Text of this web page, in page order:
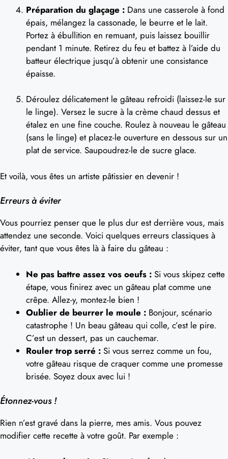
Préparation du glaçage : Dans une casserole à fond
épais, mélangez la cassonade, le beurre et le lait.
Portez à ébullition en remuant, puis laissez bouillir
pendant 1 minute. Retirez du feu et battez à l’aide du
batteur électrique jusqu’à obtenir une consistance
épaisse.
Déroulez délicatement le gâteau refroidi (laissez-le sur
le linge). Versez le sucre à la crème chaud dessus et
étalez en une fine couche. Roulez à nouveau le gâteau
(sans le linge) et placez-le ouverture en dessous sur un
plat de service. Saupoudrez-le de sucre glace.
Et voilà, vous êtes un artiste pâtissier en devenir !
Erreurs à éviter
Vous pourriez penser que le plus dur est derrière vous, mais
attendez une seconde. Voici quelques erreurs classiques à
éviter, tant que vous êtes là à faire du gâteau :
Ne pas battre assez vos oeufs : Si vous skipez cette
étape, vous finirez avec un gâteau plat comme une
crêpe. Allez-y, montez-le bien !
Oublier de beurrer le moule : Bonjour, scénario
catastrophe ! Un beau gâteau qui colle, c’est le pire.
C’est un dessert, pas un cauchemar.
Rouler trop serré : Si vous serrez comme un fou,
votre gâteau risque de craquer comme une promesse
brisée. Soyez doux avec lui !
Étonnez-vous !
Rien n’est gravé dans la pierre, mes amis. Vous pouvez
modifier cette recette à votre goût. Par exemple :